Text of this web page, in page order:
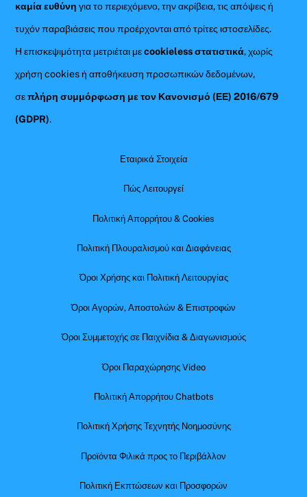
καμία ευθύνη για το περιεχόμενο, την ακρίβεια, τις απόψεις ή
τυχόν παραβιάσεις που προέρχονται από τρίτες ιστοσελίδες.
Η επισκεψιμότητα μετριέται μεcookieless στατιστικά, χωρίς
χρήση cookies ή αποθήκευση προσωπικών δεδομένων,
σεπλήρη συμμόρφωση με τον Κανονισμό (ΕΕ) 2016/679
(GDPR).
Εταιρικά Στοιχεία
Πώς Λειτουργεί
Πολιτική Απορρήτου & Cookies
Πολιτική Πλουραλισμού και Διαφάνειας
Όροι Χρήσης και Πολιτική Λειτουργίας
Όροι Αγορών, Αποστολών & Επιστροφών
Όροι Συμμετοχής σε Παιχνίδια & Διαγωνισμούς
Όροι Παραχώρησης Video
Πολιτική Απορρήτου Chatbots
Πολιτική Χρήσης Τεχνητής Νοημοσύνης
Προϊόντα Φιλικά προς το Περιβάλλον
Πολιτική Εκπτώσεων και Προσφορών